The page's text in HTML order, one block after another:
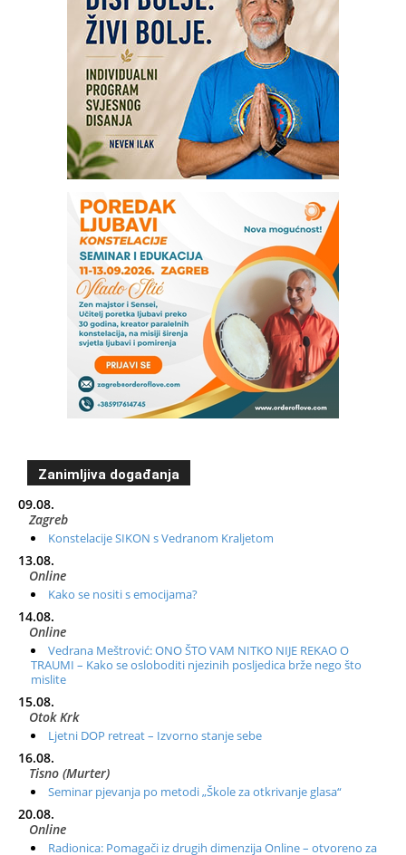
Zanimljiva događanja
09.08.
Zagreb
Konstelacije SIKON s Vedranom Kraljetom
13.08.
Online
Kako se nositi s emocijama?
14.08.
Online
Vedrana Meštrović: ONO ŠTO VAM NITKO NIJE REKAO O
TRAUMI – Kako se osloboditi njezinih posljedica brže nego što
mislite
15.08.
Otok Krk
Ljetni DOP retreat – Izvorno stanje sebe
16.08.
Tisno (Murter)
Seminar pjevanja po metodi „Škole za otkrivanje glasa“
20.08.
Online
Radionica: Pomagači iz drugih dimenzija Online – otvoreno za